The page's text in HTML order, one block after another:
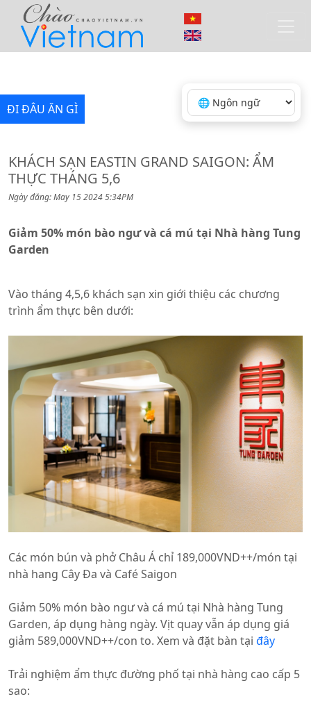
ĐI ĐÂU ĂN GÌ
KHÁCH SẠN EASTIN GRAND SAIGON: ẨM
THỰC THÁNG 5,6
Ngày đăng: May 15 2024 5:34PM
Giảm 50% món bào ngư và cá mú tại Nhà hàng Tung
Garden
Vào tháng 4,5,6 khách sạn xin giới thiệu các chương
trình ẩm thực bên dưới:
Các món bún và phở Châu Á chỉ 189,000VND++/món tại
nhà hang Cây Đa và Café Saigon
Giảm 50% món bào ngư và cá mú tại Nhà hàng Tung
Garden, áp dụng hàng ngày. Vịt quay vẫn áp dụng giá
giảm 589,000VND++/con to. Xem và đặt bàn tại đây
Trải nghiệm ẩm thực đường phố tại nhà hàng cao cấp 5
sao: